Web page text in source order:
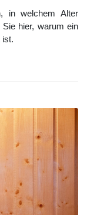
in welchem Alter
hier, warum ein
ist.